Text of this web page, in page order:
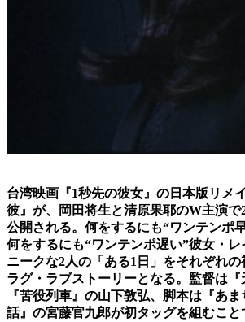
台湾映画『1秒先の彼女』の日本版リメ
彼』が、岡田将生と清原果耶のW主演で
公開される。何をするにも“ワンテンポ
何をするにも“ワンテンポ遅い”彼⼥・
ニークな2人の「ある1日」をそれぞれ
ラグ・ラブストーリーとなる。監督は『
『苦役列⾞』の⼭下敦弘、脚本は『あ
話』の宮藤官九郎が初タッグを組むこ